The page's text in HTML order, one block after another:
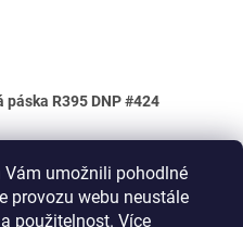
Vám umožnili pohodlné
provozu webu neustále
použitelnost. Více
R395 DNP #424